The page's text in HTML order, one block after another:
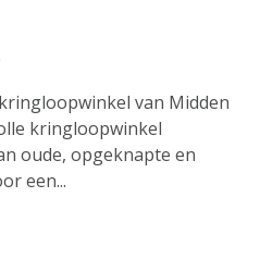
van Midden
kringloopwinkel
oude, opgeknapte en
een...